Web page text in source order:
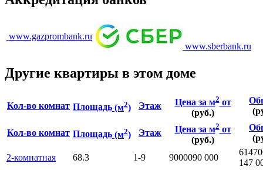
www.gazprombank.ru
www.sberbank.ru
Другие квартиры в этом доме
Кол-во комнат Площадь (м2) Этаж Цена за м2от
(руб.)
Кол-во комнат Площадь (м2) Этаж Цена за м2от
(руб.)
2-комнатная
68.3 1-9 9000090 000
147